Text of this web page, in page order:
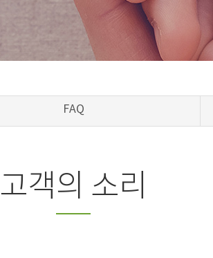
FAQ
고객의 소리